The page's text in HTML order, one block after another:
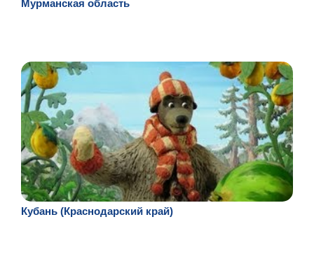
Мурманская область
Кубань (Краснодарский край)